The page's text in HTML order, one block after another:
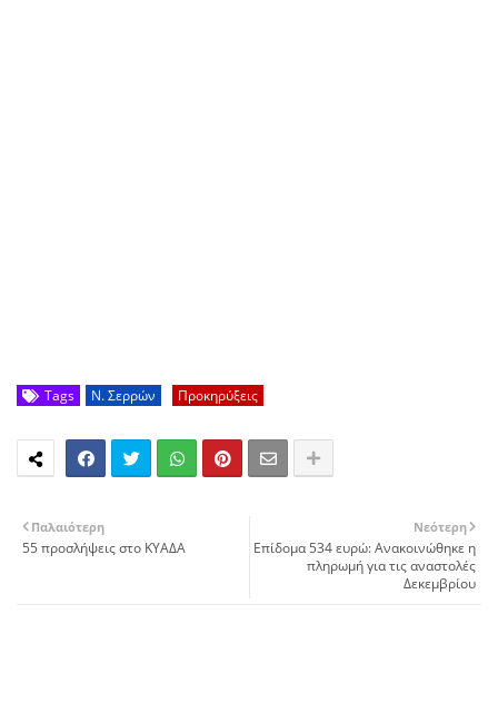
Tags Ν. Σερρών Προκηρύξεις
Νεότερη
Επίδομα 534 ευρώ: Ανακοινώθηκε η
πληρωμή για τις αναστολές
Δεκεμβρίου
Παλαιότερη
55 προσλήψεις στο ΚΥΑΔΑ